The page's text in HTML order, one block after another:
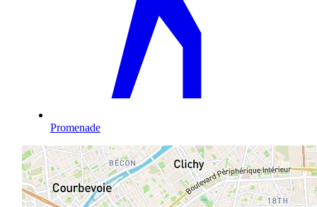
Promenade